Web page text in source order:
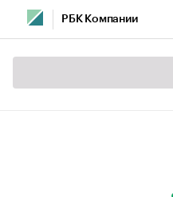
РБК Компании